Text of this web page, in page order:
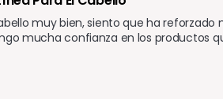
muy bien, siento que ha
mucha confianza en los productos